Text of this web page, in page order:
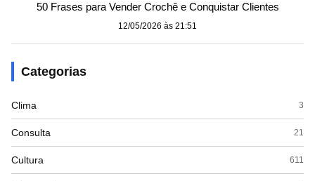
50 Frases para Vender Crochê e Conquistar Clientes
12/05/2026 às 21:51
Categorias
Clima 3
Consulta 21
Cultura 611